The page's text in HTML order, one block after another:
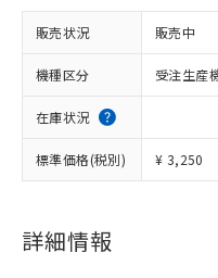
販売状況 販売中
機種区分 受注生産
在庫状況
標準価格(税別) ¥ 3,250
詳細情報